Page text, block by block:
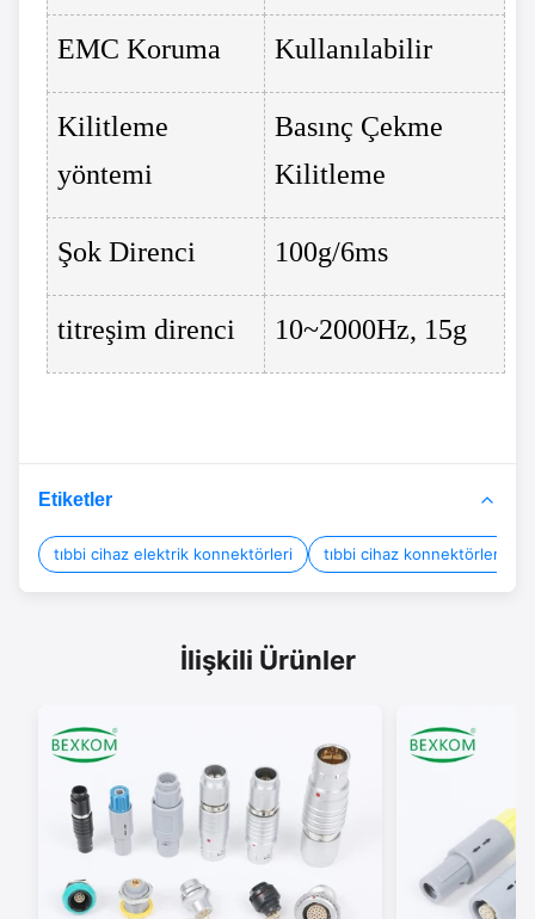
EMC Koruma Kullanılabilir
Kilitleme
yöntemi
Basınç Çekme
Kilitleme
Şok Direnci 100g/6ms
titreşim direnci 10~2000Hz, 15g
Etiketler
tıbbi cihaz elektrik konnektörleri tıbbi cihaz konnektörleri
İlişkili Ürünler